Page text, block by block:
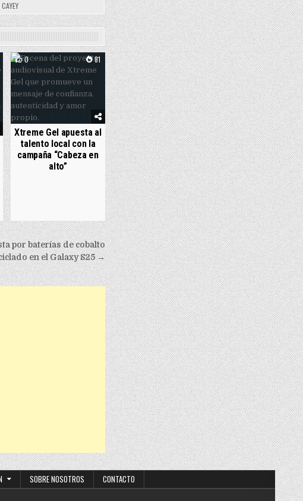
0 81
Xtreme Gel apuesta al
talento local con la
campaña “Cabeza en
alto”
por baterías de cobalto
en el Galaxy S25 →
SOBRE NOSOTROS CONTACTO